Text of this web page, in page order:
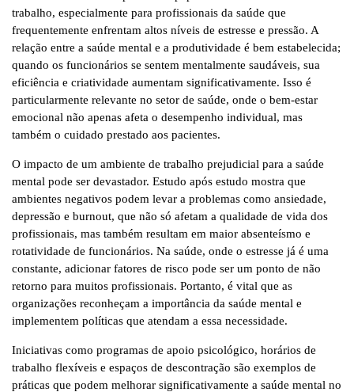
trabalho, especialmente para profissionais da saúde que
frequentemente enfrentam altos níveis de estresse e pressão. A
relação entre a saúde mental e a produtividade é bem estabelecida;
quando os funcionários se sentem mentalmente saudáveis, sua
eficiência e criatividade aumentam significativamente. Isso é
particularmente relevante no setor de saúde, onde o bem-estar
emocional não apenas afeta o desempenho individual, mas
também o cuidado prestado aos pacientes.
O impacto de um ambiente de trabalho prejudicial para a saúde
mental pode ser devastador. Estudo após estudo mostra que
ambientes negativos podem levar a problemas como ansiedade,
depressão e burnout, que não só afetam a qualidade de vida dos
profissionais, mas também resultam em maior absenteísmo e
rotatividade de funcionários. Na saúde, onde o estresse já é uma
constante, adicionar fatores de risco pode ser um ponto de não
retorno para muitos profissionais. Portanto, é vital que as
organizações reconheçam a importância da saúde mental e
implementem políticas que atendam a essa necessidade.
Iniciativas como programas de apoio psicológico, horários de
trabalho flexíveis e espaços de descontração são exemplos de
práticas que podem melhorar significativamente a saúde mental no